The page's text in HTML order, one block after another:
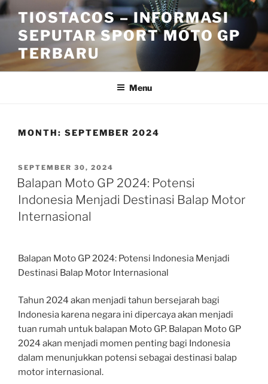
Skip
to
content
TIOSTACOS – INFORMASI
SEPUTAR SPORT MOTO GP
TERBARU
Menu
MONTH: SEPTEMBER 2024
POSTED
ON
SEPTEMBER 30, 2024
Balapan Moto GP 2024: Potensi
Indonesia Menjadi Destinasi Balap Motor
Internasional
Balapan Moto GP 2024: Potensi Indonesia Menjadi
Destinasi Balap Motor Internasional
Tahun 2024 akan menjadi tahun bersejarah bagi
Indonesia karena negara ini dipercaya akan menjadi
tuan rumah untuk balapan Moto GP. Balapan Moto GP
2024 akan menjadi momen penting bagi Indonesia
dalam menunjukkan potensi sebagai destinasi balap
motor internasional.